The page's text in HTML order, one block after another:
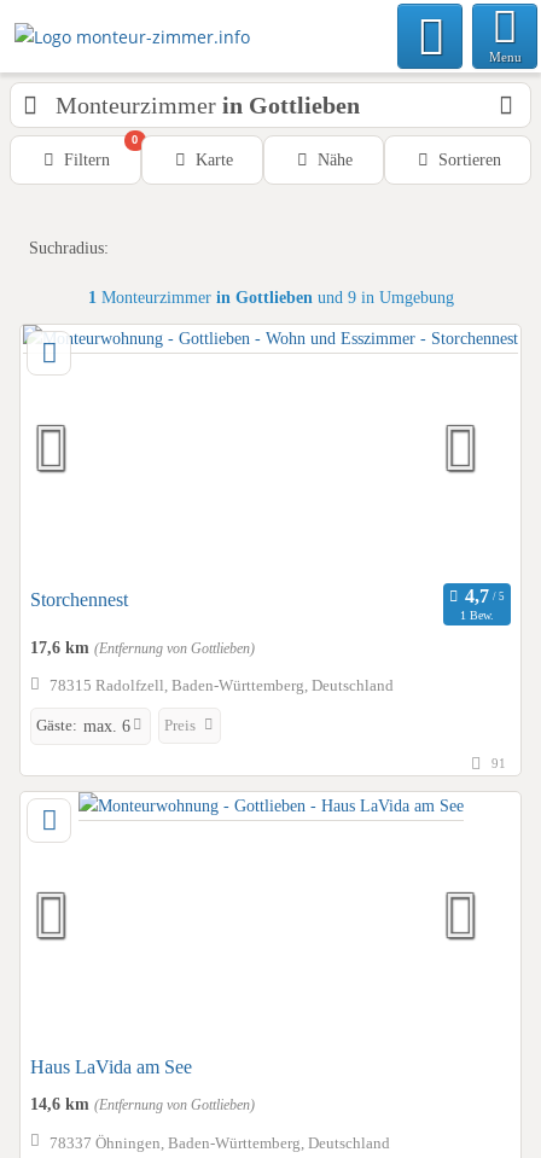
Menu
Monteurzimmer in Gottlieben
Filtern
0
Karte Nähe Sortieren
Suchradius:
1 Monteurzimmer in Gottlieben und 9 in Umgebung
Storchennest
1 Bew.
17,6 km (Entfernung von Gottlieben)
78315 Radolfzell, Baden-Württemberg, Deutschland
Gäste: max. 6 Preis
91
Haus LaVida am See
14,6 km (Entfernung von Gottlieben)
78337 Öhningen, Baden-Württemberg, Deutschland